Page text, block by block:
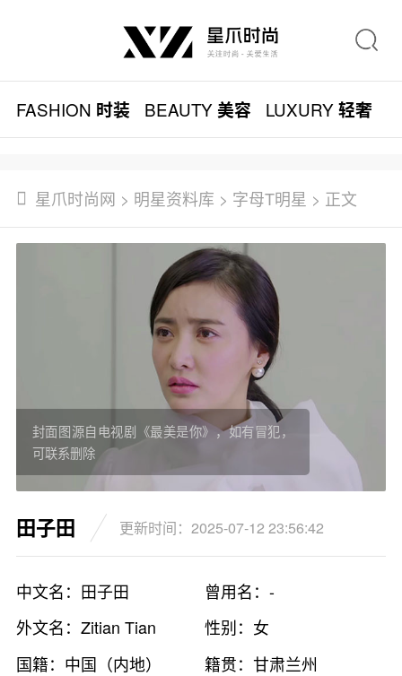
FASHION 时装 BEAUTY美容 LUXURY轻奢
星爪时尚网 > 明星资料库 > 字母T明星 > 正文
封面图源自电视剧《最美是你》，如有冒犯，
可联系删除
田子田 更新时间：2025-07-12 23:56:42
中文名：田子田
曾用名：-
外文名：Zitian Tian
性别：女
国籍：中国（内地）
籍贯：甘肃兰州